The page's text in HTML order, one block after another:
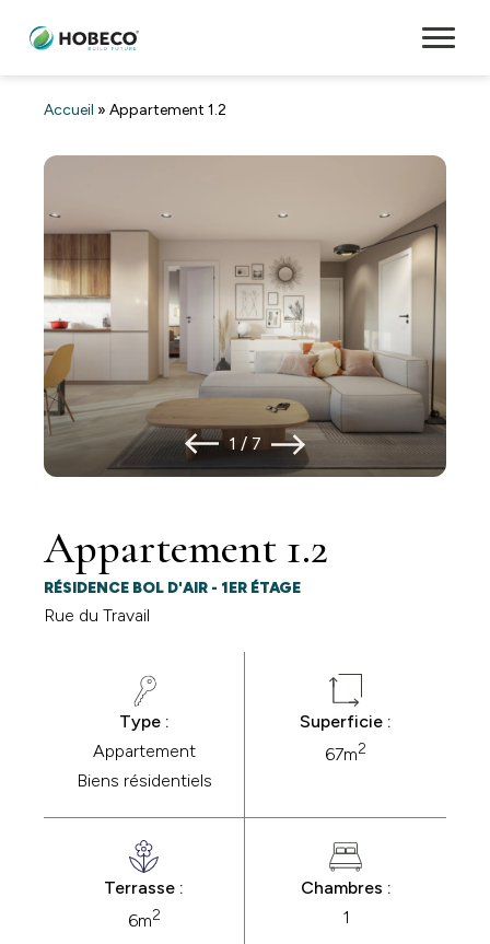
Accueil » Appartement 1.2
1 / 7
Appartement 1.2
RÉSIDENCE BOL D'AIR - 1ER ÉTAGE
Rue du Travail
Type :
Appartement
Biens résidentiels
Superficie :
67m2
Terrasse :
6m2
Chambres :
1